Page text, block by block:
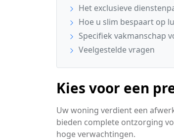
Het exclusieve
Hoe u slim bespaart op
Specifiek vakmanschap
Veelgestelde vragen
Kies voor een
Uw woning verdient een
bieden complete ontzorging
hoge verwachtingen.